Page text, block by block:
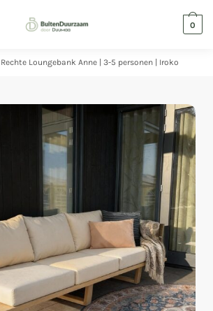
0
Rechte Loungebank Anne | 3-5 personen | Iroko